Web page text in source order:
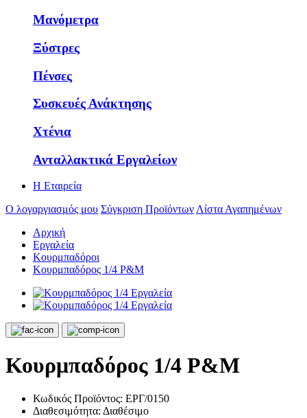
Μανόμετρα
Ξύστρες
Πένσες
Συσκευές Ανάκτησης
Χτένια
Ανταλλακτικά Εργαλείων
Η Εταιρεία
Ο λογαργιασμός μου Σύγκριση ΠροϊόντωνΛίστα Αγαπημένων
Αρχική
Εργαλεία
Κουρμπαδόροι
Κουρμπαδόρος 1/4 P&M
Κουρμπαδόρος 1/4 P&M
Κωδικός Προϊόντος: ΕΡΓ/0150
Διαθεσιμότητα: Διαθέσιμο